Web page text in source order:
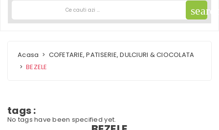
Acasa
COFETARIE, PATISERIE, DULCIURI & CIOCOLATA
BEZELE
tags :
No tags have been specified yet.